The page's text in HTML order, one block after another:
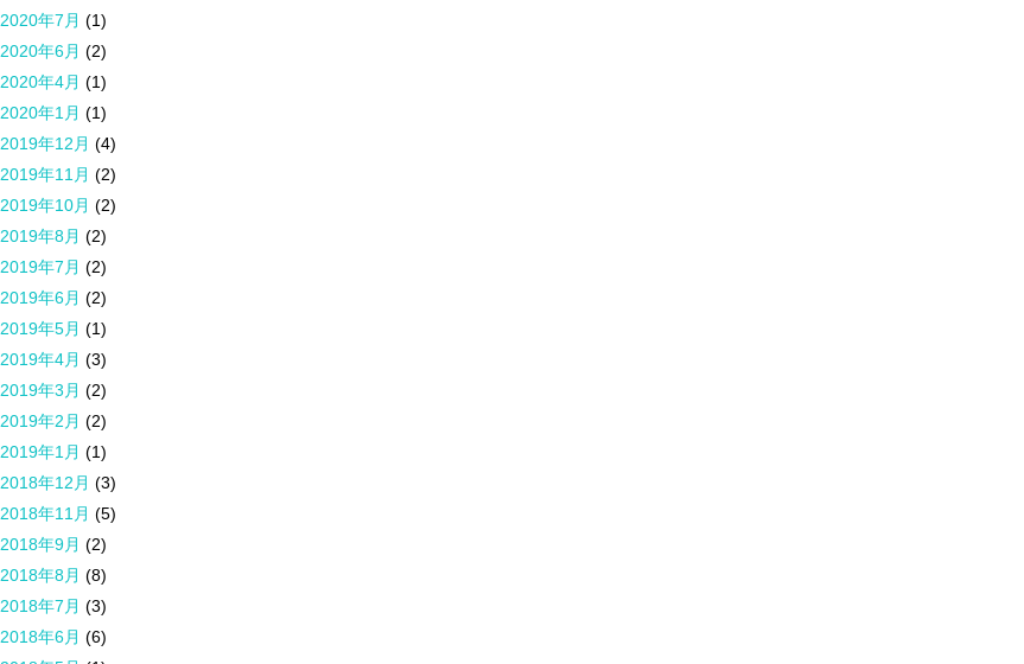
2020年7月 (1)
2020年6月 (2)
2020年4月 (1)
2020年1月 (1)
2019年12月 (4)
2019年11月 (2)
2019年10月 (2)
2019年8月 (2)
2019年7月 (2)
2019年6月 (2)
2019年5月 (1)
2019年4月 (3)
2019年3月 (2)
2019年2月 (2)
2019年1月 (1)
2018年12月 (3)
2018年11月 (5)
2018年9月 (2)
2018年8月 (8)
2018年7月 (3)
2018年6月 (6)